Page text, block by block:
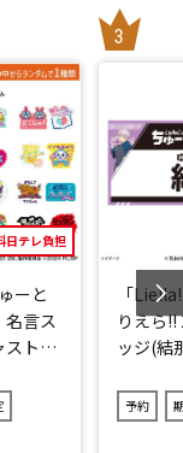
日テレ負担
ーと
名言ス
トve
「
りえら
ッジ(結
予約